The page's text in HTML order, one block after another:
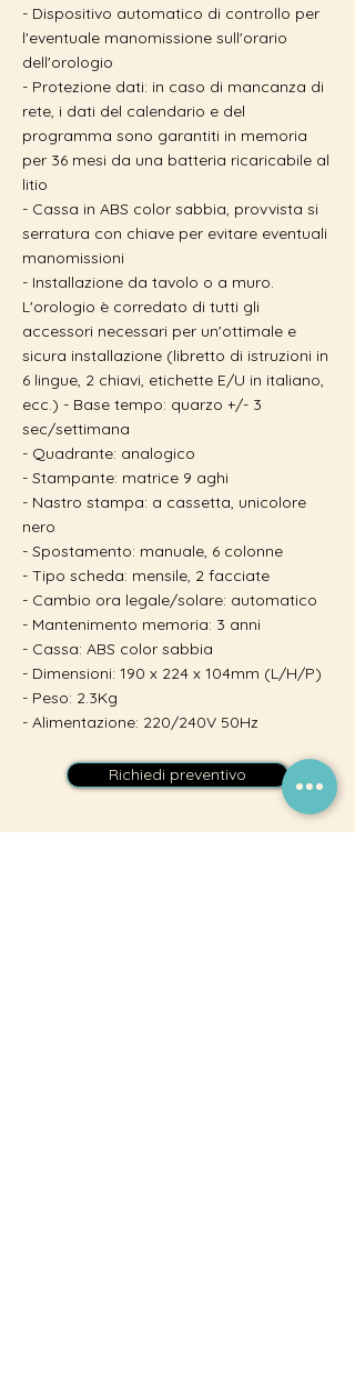
- Dispositivo automatico di controllo per
l'eventuale manomissione sull'orario
dell'orologio
- Protezione dati: in caso di mancanza di
rete, i dati del calendario e del
programma sono garantiti in memoria
per 36 mesi da una batteria ricaricabile al
litio
- Cassa in ABS color sabbia, provvista si
serratura con chiave per evitare eventuali
manomissioni
- Installazione da tavolo o a muro.
L'orologio è corredato di tutti gli
accessori necessari per un'ottimale e
sicura installazione (libretto di istruzioni in
6 lingue, 2 chiavi, etichette E/U in italiano,
ecc.) - Base tempo: quarzo +/- 3
sec/settimana
- Quadrante: analogico
- Stampante: matrice 9 aghi
- Nastro stampa: a cassetta, unicolore
nero
- Spostamento: manuale, 6 colonne
- Tipo scheda: mensile, 2 facciate
- Cambio ora legale/solare: automatico
- Mantenimento memoria: 3 anni
- Cassa: ABS color sabbia
- Dimensioni: 190 x 224 x 104mm (L/H/P)
- Peso: 2.3Kg
- Alimentazione: 220/240V 50Hz
Richiedi preventivo